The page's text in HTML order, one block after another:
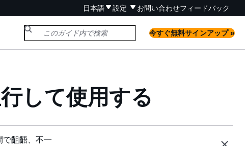
日本語 設定 お問い合わせフィードバック
今すぐ無料サインアップ »
して使用する
齟齬、不一